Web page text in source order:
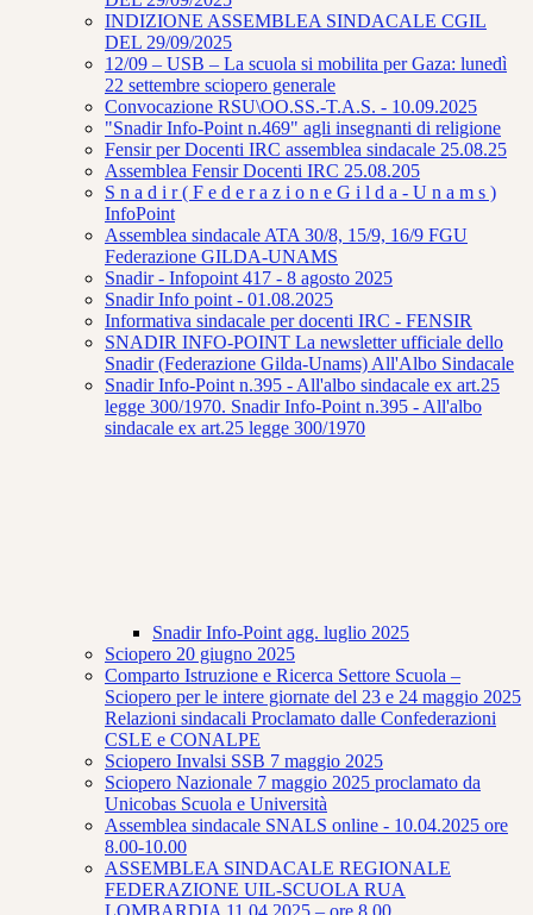
INDIZIONE ASSEMBLEA SINDACALE CGIL
DEL 29/09/2025
12/09 – USB – La scuola si mobilita per Gaza: lunedì
22 settembre sciopero generale
Convocazione RSU\OO.SS.-T.A.S. - 10.09.2025
"Snadir Info-Point n.469" agli insegnanti di religione
Fensir per Docenti IRC assemblea sindacale 25.08.25
Assemblea Fensir Docenti IRC 25.08.205
S n a d i r ( F e d e r a z i o n e G i l d a - U n a m s )
InfoPoint
Assemblea sindacale ATA 30/8, 15/9, 16/9 FGU
Federazione GILDA-UNAMS
Snadir - Infopoint 417 - 8 agosto 2025
Snadir Info point - 01.08.2025
Informativa sindacale per docenti IRC - FENSIR
SNADIR INFO-POINT La newsletter ufficiale dello
Snadir (Federazione Gilda-Unams) All'Albo Sindacale
Snadir Info-Point n.395 - All'albo sindacale ex art.25
legge 300/1970. Snadir Info-Point n.395 - All'albo
sindacale ex art.25 legge 300/1970
Snadir Info-Point agg. luglio 2025
Sciopero 20 giugno 2025
Comparto Istruzione e Ricerca Settore Scuola –
Sciopero per le intere giornate del 23 e 24 maggio 2025
Relazioni sindacali Proclamato dalle Confederazioni
CSLE e CONALPE
Sciopero Invalsi SSB 7 maggio 2025
Sciopero Nazionale 7 maggio 2025 proclamato da
Unicobas Scuola e Università
Assemblea sindacale SNALS online - 10.04.2025 ore
8.00-10.00
ASSEMBLEA SINDACALE REGIONALE
FEDERAZIONE UIL-SCUOLA RUA